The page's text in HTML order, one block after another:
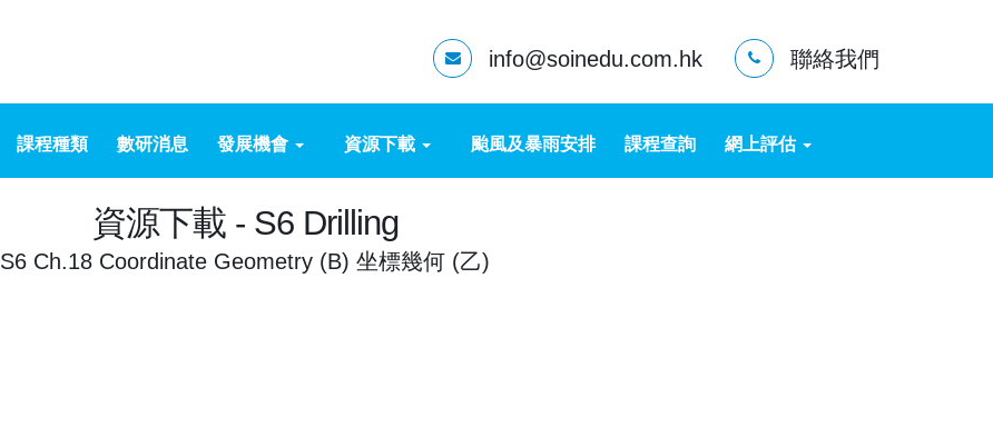
info@soinedu.com.hk 聯絡我們
課程種類 數研消息 發展機會 資源下載 颱風及暴雨安排 課程查詢 網上評估
資源下載 - S6 Drilling
S6 Ch.18 Coordinate Geometry (B) 坐標幾何 (乙)